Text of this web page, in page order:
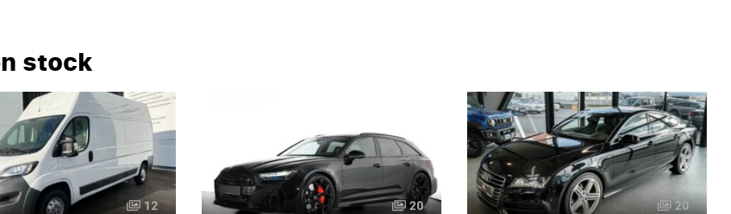
stock
12 20 20